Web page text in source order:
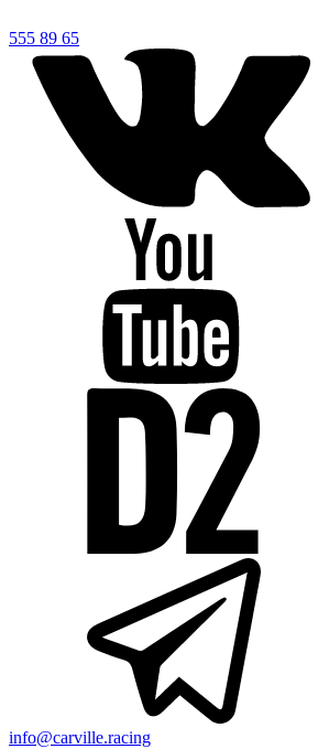
555 89 65
info@carville.racing